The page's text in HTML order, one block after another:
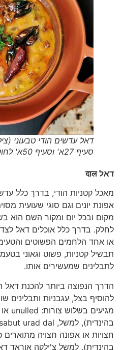
דאל עדשים הודי טבעוני
סעיף 27א' וסעיף 50א' לחוק זכויות יוצרים תשס"ח 2007)
דאל दाल
מאכל קטניות הודי, בדרך כלל
אפונת יונים וגם סוגי שעועית
מקום ובכל יום ומקור השם הוא
לחלק. בדרך כלל אוכלים דאל לצד
או אחד הלחמים הפשוטים
תבשיל קטניות, פשוט וגאוני בטעמיו
לתבלינים שמעשירים אותו.
הדרך הנפוצה ביותר להכנת דאל
להוסיף בצל, עגבניות ותבלינים
חצויות או אפונה חצויה מתוארים
בהינדית), למשל צ'ילקה אוראד